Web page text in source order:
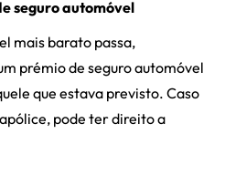
seguro automóvel
mais barato passa,
prémio de seguro automóvel
que estava previsto. Caso
pode ter direito a